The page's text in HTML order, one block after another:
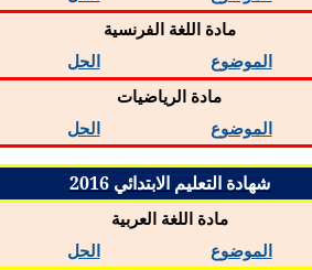
مادة اللغة الفرنسية
الموضوع
الحل
مادة الرياضيات
الموضوع
الحل
شهادة التعليم الابتدائي 2016
مادة اللغة العربية
الموضوع
الحل